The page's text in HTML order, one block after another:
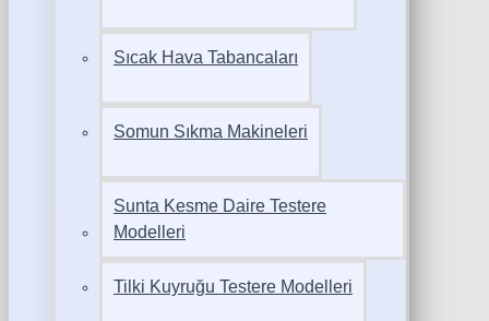
Sıcak Hava Tabancaları
Somun Sıkma Makineleri
Sunta Kesme Daire Testere
Modelleri
Tilki Kuyruğu Testere Modelleri